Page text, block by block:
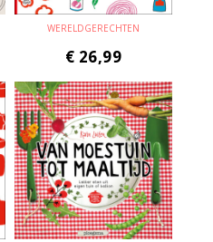
WERELDGERECHTEN
€ 26,99